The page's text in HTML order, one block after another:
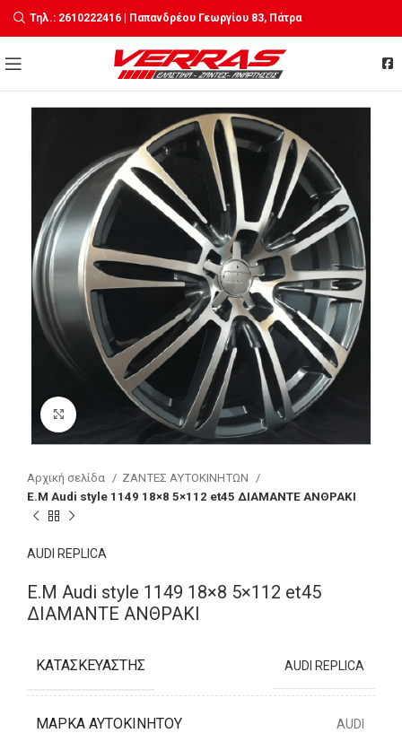
Τηλ.: 2610222416 | Παπανδρέου Γεωργίου 83, Πάτρα
Click to enlarge
Αρχική σελίδα
ΖΑΝΤΕΣ ΑΥΤΟΚΙΝΗΤΩΝ
E.M Audi style 1149 18×8 5×112 et45 ΔΙΑΜΑΝΤΕ ΑΝΘΡΑΚΙ
AUDI REPLICA
E.M Audi style 1149 18×8 5×112 et45
ΔΙΑΜΑΝΤΕ ΑΝΘΡΑΚΙ
ΚΑΤΑΣΚΕΥΑΣΤΉΣ AUDI REPLICA
ΜΆΡΚΑ ΑΥΤΟΚΙΝΉΤΟΥ AUDI